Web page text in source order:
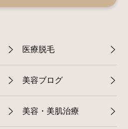
医療脱毛
美容ブログ
美容・美肌治療